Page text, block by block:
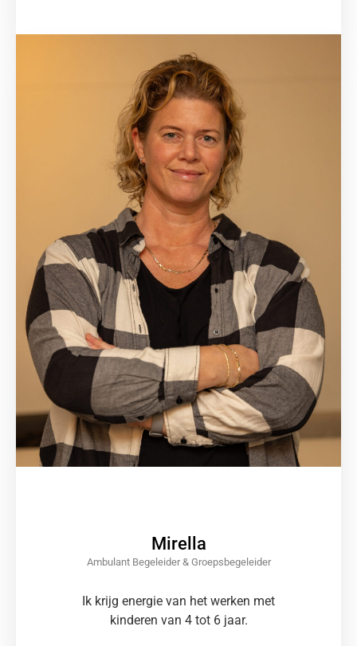
Mirella
Ambulant Begeleider & Groepsbegeleider
Ik krijg energie van het werken met
kinderen van 4 tot 6 jaar.